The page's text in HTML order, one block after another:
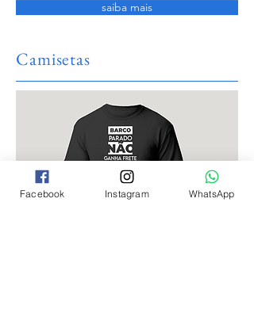
saiba mais
Camisetas
Facebook Instagram WhatsApp